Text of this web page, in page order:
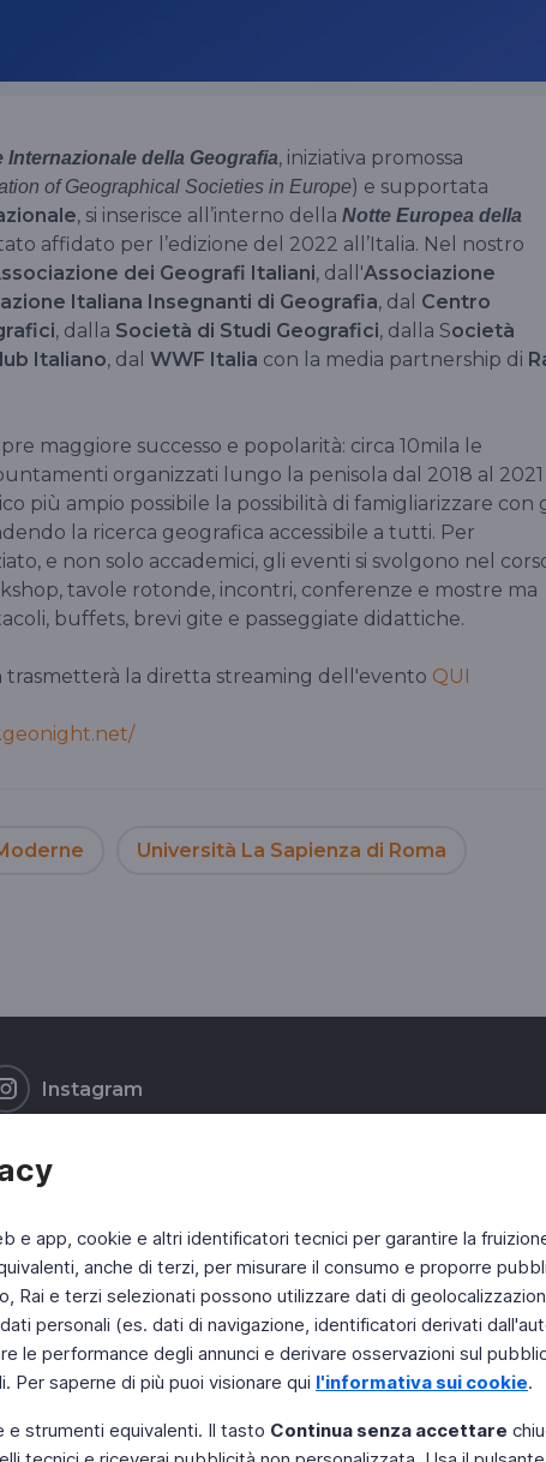
e app, cookie e altri identificatori tecnici per garantire la
anche di terzi, per misurare il consumo e proporre
Rai e terzi selezionati possono utilizzare dati di
personali (es. dati di navigazione, identificatori derivati
le performance degli annunci e derivare osservazioni sul
Per saperne di più puoi visionare qui l'informativa sui cookie.
e strumenti equivalenti. Il tasto Continua senza accettare
Internazionale della Geografia, iniziativa promossa
of Geographical Societies in Europe) e supportata
, si inserisce all’interno della Notte Europea della
affidato per l’edizione del 2022 all’Italia. Nel nostro
dei Geografi Italiani, dall'Associazione
Italiana Insegnanti di Geografia, dal Centro
, dalla Società di Studi Geografici, dalla Società
Italiano, dal WWF Italia con la media partnership di
maggiore successo e popolarità: circa 10mila le
organizzati lungo la penisola dal 2018 al 2021
più ampio possibile la possibilità di famigliarizzare con
la ricerca geografica accessibile a tutti. Per
e non solo accademici, gli eventi si svolgono nel
tavole rotonde, incontri, conferenze e mostre ma
buffets, brevi gite e passeggiate didattiche.
trasmetterà la diretta streaming dell'evento QUI
Università La Sapienza di Roma
Instagram